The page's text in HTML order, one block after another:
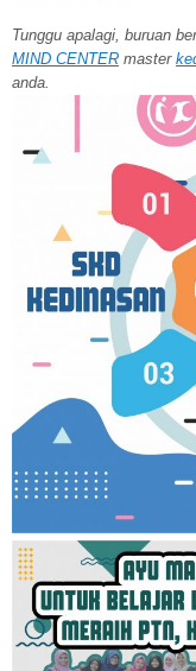
Tunggu apalagi, buruan
MIND CENTER master
anda.